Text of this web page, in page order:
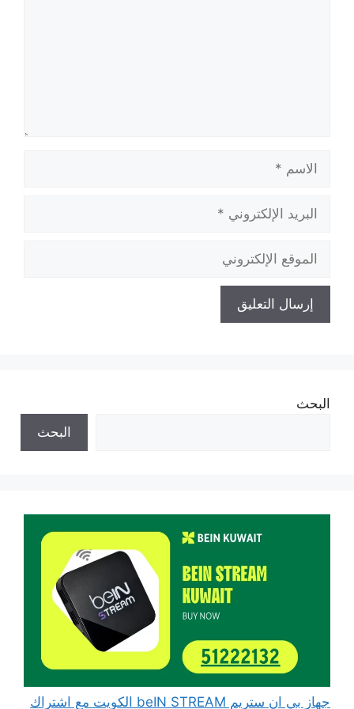
الإلكتروني
الإلكتروني
البحث
البحث
جهاز بي ان ستريم beIN STREAM الكويت مع اشتراك